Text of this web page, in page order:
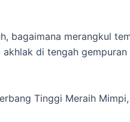
bagaimana merangkul
di tengah gempuran
Tinggi Meraih Mimpi,